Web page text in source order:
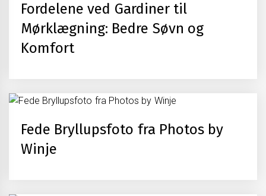
Fordelene ved Gardiner til
Mørklægning: Bedre Søvn og
Komfort
Fede Bryllupsfoto fra Photos by
Winje